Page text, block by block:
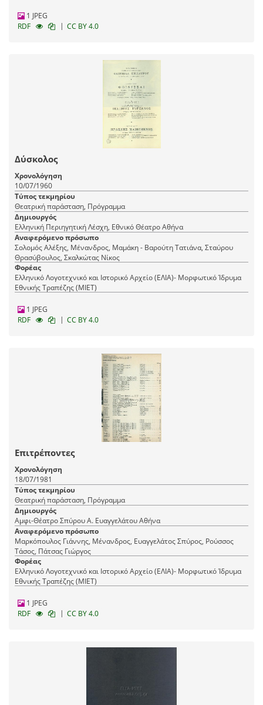
1 JPEG
RDF
| CC BY 4.0
Δύσκολος
Χρονολόγηση
10/07/1960
Τύπος τεκμηρίου
Θεατρική παράσταση, Πρόγραμμα
Δημιουργός
Ελληνική Περιηγητική Λέσχη, Εθνικό Θέατρο Αθήνα
Αναφερόμενο πρόσωπο
Σολομός Αλέξης, Μένανδρος, Μαμάκη - Βαρούτη Τατιάνα, Σταύρου
Θρασύβουλος, Σκαλκώτας Νίκος
Φορέας
Ελληνικό Λογοτεχνικό και Ιστορικό Αρχείο (ΕΛΙΑ)- Μορφωτικό Ίδρυμα
Εθνικής Τραπέζης (ΜΙΕΤ)
1 JPEG
RDF
| CC BY 4.0
Επιτρέποντες
Χρονολόγηση
18/07/1981
Τύπος τεκμηρίου
Θεατρική παράσταση, Πρόγραμμα
Δημιουργός
Αμφι-Θέατρο Σπύρου Α. Ευαγγελάτου Αθήνα
Αναφερόμενο πρόσωπο
Μαρκόπουλος Γιάννης, Μένανδρος, Ευαγγελάτος Σπύρος, Ρούσσος
Τάσος, Πάτσας Γιώργος
Φορέας
Ελληνικό Λογοτεχνικό και Ιστορικό Αρχείο (ΕΛΙΑ)- Μορφωτικό Ίδρυμα
Εθνικής Τραπέζης (ΜΙΕΤ)
1 JPEG
RDF
| CC BY 4.0